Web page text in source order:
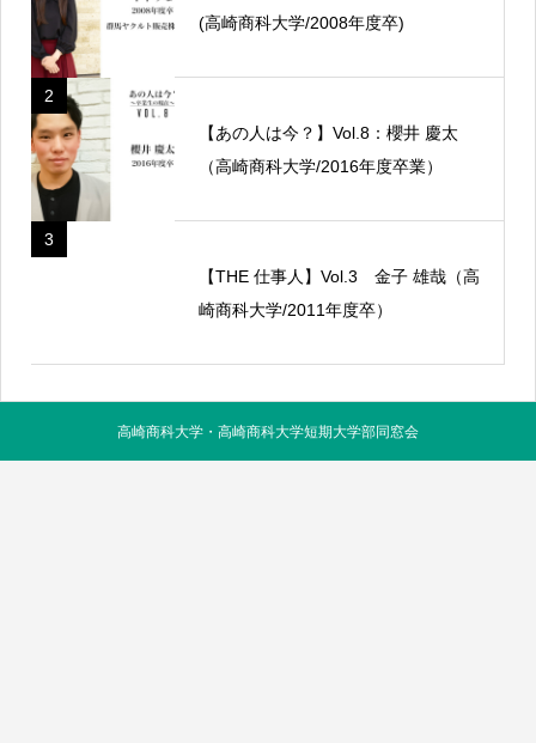
(高崎商科大学/2008年度卒)
2
【あの人は今？】Vol.8：櫻井 慶太
（高崎商科大学/2016年度卒業）
3
【THE 仕事人】Vol.3 金子 雄哉（高
崎商科大学/2011年度卒）
高崎商科大学・高崎商科大学短期大学部同窓会